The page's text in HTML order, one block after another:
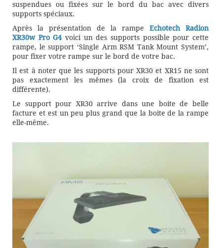
suspendues ou fixées sur le bord du bac avec divers
supports spéciaux.
Après la présentation de la rampe Echotech Radion
XR30w Pro G4voici un des supports possible pour cette
rampe, le support ‘Single Arm RSM Tank Mount System’,
pour fixer votre rampe sur le bord de votre bac.
Il est à noter que les supports pour XR30 et XR15 ne sont
pas exactement les mêmes (la croix de fixation est
différente).
Le support pour XR30 arrive dans une boite de belle
facture et est un peu plus grand que la boite de la rampe
elle-même.